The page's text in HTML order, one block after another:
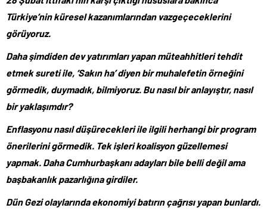
Türkiye’nin küresel kazanımlarından vazgeçeceklerini
görüyoruz.
Daha şimdiden dev yatırımları yapan müteahhitleri tehdit
etmek sureti ile, ‘Sakın ha’ diyen bir muhalefetin örneğini
görmedik, duymadık, bilmiyoruz. Bu nasıl bir anlayıştır, nasıl
bir yaklaşımdır?
Enflasyonu nasıl düşürecekleri ile ilgili herhangi bir program
önerilerini görmedik. Tek işleri koalisyon güzellemesi
yapmak. Daha Cumhurbaşkanı adayları bile belli değil ama
başbakanlık pazarlığına girdiler.
Dün Gezi olaylarında ekonomiyi batırın çağrısı yapan bunlardı.